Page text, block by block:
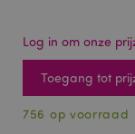
Log in om onze
Toegang tot
756 op voorraad